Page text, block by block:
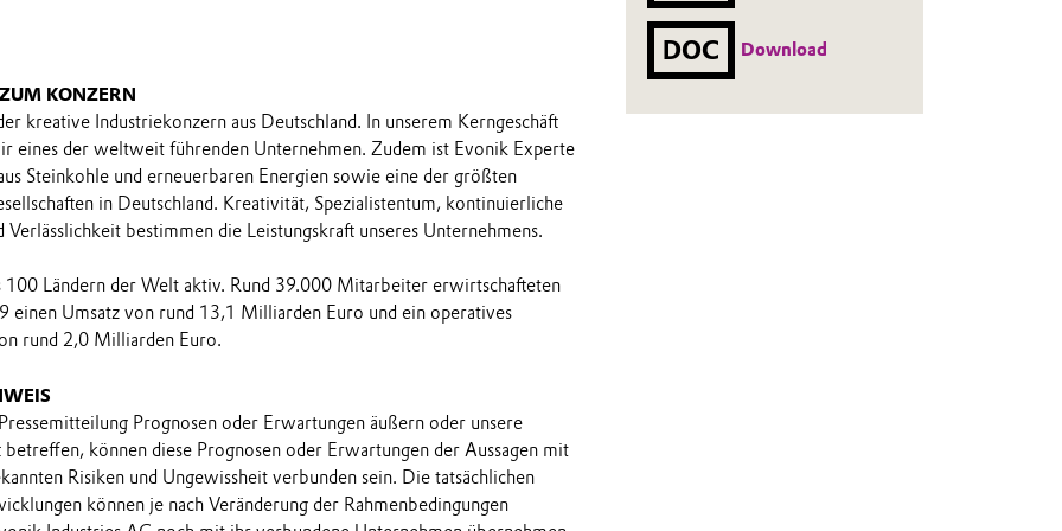
DOC Download
KONZERN
kreative Industriekonzern aus Deutschland. In unserem Kerngeschäft
eines der weltweit führenden Unternehmen. Zudem ist Evonik Experte
Steinkohle und erneuerbaren Energien sowie eine der größten
in Deutschland. Kreativität, Spezialistentum, kontinuierliche
Verlässlichkeit bestimmen die Leistungskraft unseres Unternehmens.
100 Ländern der Welt aktiv. Rund 39.000 Mitarbeiter erwirtschafteten
einen Umsatz von rund 13,1 Milliarden Euro und ein operatives
rund 2,0 Milliarden Euro.
Prognosen oder Erwartungen äußern oder unsere
betreffen, können diese Prognosen oder Erwartungen der Aussagen mit
Risiken und Ungewissheit verbunden sein. Die tatsächlichen
können je nach Veränderung der Rahmenbedingungen